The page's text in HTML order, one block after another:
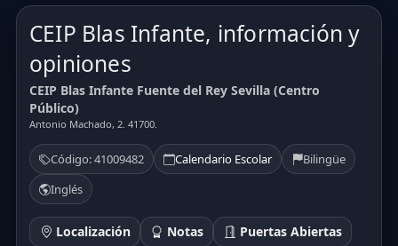
CEIP Blas Infante, información y
opiniones
CEIP Blas Infante Fuente del Rey Sevilla (Centro
Público)
Antonio Machado, 2. 41700.
Código: 41009482 Calendario Escolar
Bilingüe
Inglés
Localización Notas
Puertas Abiertas